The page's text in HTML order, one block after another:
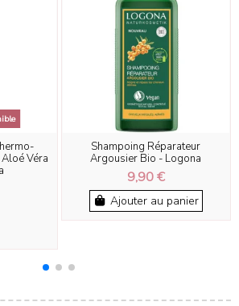
Véra
Shampoing Réparateur
Argousier Bio - Logona
9,90 €
Ajouter au panier